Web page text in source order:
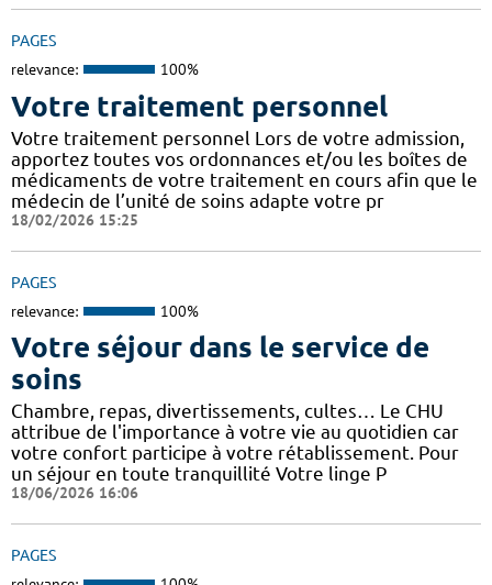
PAGES
relevance: 100%
Votre traitement personnel
Votre traitement personnel Lors de votre admission,
apportez toutes vos ordonnances et/ou les boîtes de
médicaments de votre traitement en cours afin que le
médecin de l’unité de soins adapte votre pr
18/02/2026 15:25
PAGES
relevance: 100%
Votre séjour dans le service de
soins
Chambre, repas, divertissements, cultes… Le CHU
attribue de l'importance à votre vie au quotidien car
votre confort participe à votre rétablissement. Pour
un séjour en toute tranquillité Votre linge P
18/06/2026 16:06
PAGES